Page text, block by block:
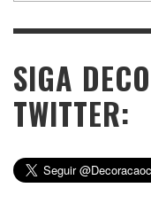
SIGA
TWITTER: